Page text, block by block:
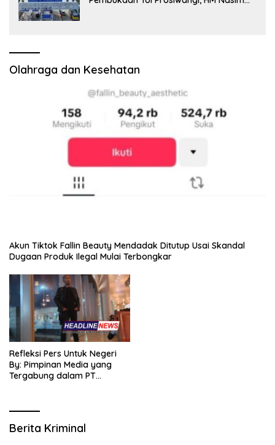
Olahraga dan Kesehatan
Akun Tiktok Fallin Beauty Mendadak Ditutup Usai Skandal
Dugaan Produk Ilegal Mulai Terbongkar
Refleksi Pers Untuk Negeri
By: Pimpinan Media yang
Tergabung dalam PT
Berita Kriminal